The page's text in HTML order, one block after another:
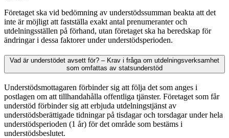
Företaget ska vid bedömning av understödssumman beakta att det
inte är möjligt att fastställa exakt antal prenumeranter och
utdelningsställen på förhand, utan företaget ska ha beredskap för
ändringar i dessa faktorer under understödsperioden.
Vad är understödet avsett för? – Krav i fråga om utdelningsverksamhet
som omfattas av statsunderstöd
Understödsmottagaren förbinder sig att följa det som anges i
postlagen om att tillhandahålla offentliga tjänster. Företaget som får
understöd förbinder sig att erbjuda utdelningstjänst av
understödsberättigade tidningar på tisdagar och torsdagar under hela
understödsperioden (1 år) för det område som bestäms i
understödsbeslutet.